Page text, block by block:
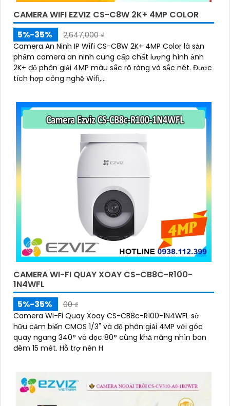
CAMERA WIFI EZVIZ CS-C8W 2K+ 4MP COLOR
5%-35%
2,647,000 ₫
Camera An Ninh IP Wifi CS-C8W 2K+ 4MP Color là sản
phẩm camera an ninh cung cấp chất lượng hình ảnh
2K+ độ phân giải 4MP màu sắc rõ ràng và sắc nét. Được
tích hợp công nghệ Wifi,...
CAMERA WI-FI QUAY XOAY CS-CB8C-R100-
1N4WFL
5%-35%
00 ₫
Camera Wi-Fi Quay Xoay CS-CB8c-R100-1N4WFL sở
hữu cảm biến CMOS 1/3" và độ phân giải 4MP với góc
quay ngang 340° và dọc 80° cùng khả năng nhìn ban
đêm 15 mét. Hỗ trợ nén H